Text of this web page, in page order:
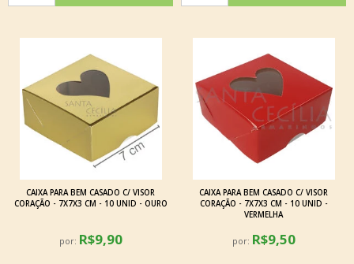
CAIXA PARA BEM CASADO C/ VISOR
CORAÇÃO - 7X7X3 CM - 10 UNID - OURO
por: R$9,90
CAIXA PARA BEM CASADO C/ VISOR
CORAÇÃO - 7X7X3 CM - 10 UNID -
VERMELHA
por: R$9,50